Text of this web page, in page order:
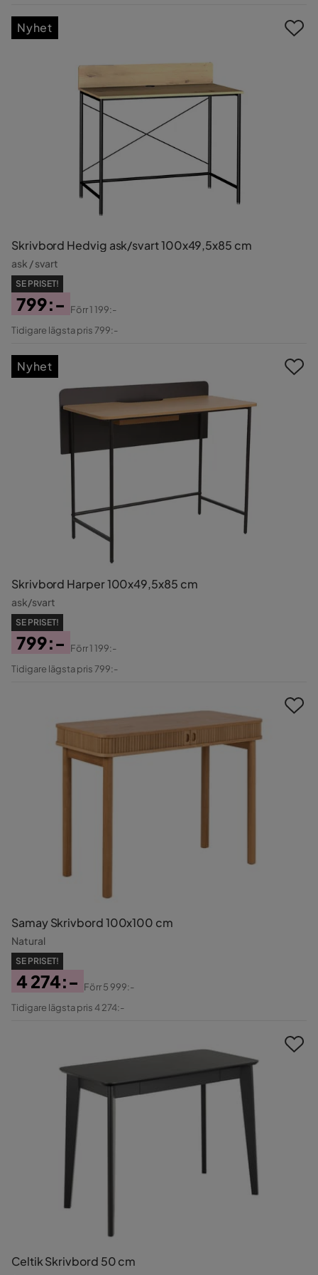
Skrivbord Hedvig ask/svart 100x49,5x85 cm
ask / svart
SE PRISET!
Pris
799:-
Original
Förr1 199:-
Tidigare lägsta pris 799:-
Nyhet
Skrivbord Harper 100x49,5x85 cm
ask/svart
SE PRISET!
Pris
799:-
Original
Förr1 199:-
Tidigare lägsta pris 799:-
Nyhet
Samay Skrivbord 100x100 cm
Natural
SE PRISET!
Pris
4 274:-
Original
Förr5 999:-
Tidigare lägsta pris 4 274:-
Celtik Skrivbord 50 cm